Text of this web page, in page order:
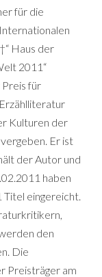
für die
Haus der
2011“
für
Kulturen der
Er ist
der Autor und
haben
Titel eingereicht.
den
Die
Preisträger am